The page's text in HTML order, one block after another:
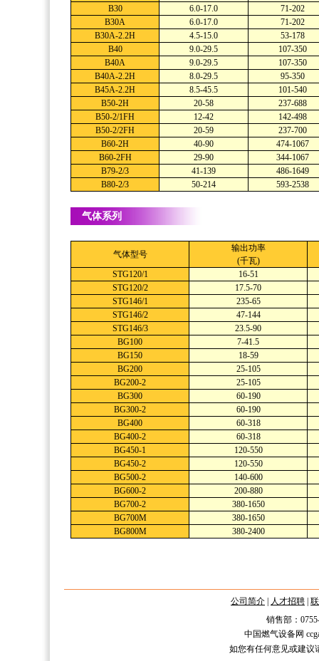
B30
6.0-17.0
71-202
B30A
6.0-17.0
71-202
B30A-2.2H
4.5-15.0
53-178
B40
9.0-29.5
107-350
B40A
9.0-29.5
107-350
B40A-2.2H
8.0-29.5
95-350
B45A-2.2H
8.5-45.5
101-540
B50-2H
20-58
237-688
B50-2/1FH
12-42
142-498
B50-2/2FH
20-59
237-700
B60-2H
40-90
474-1067
B60-2FH
29-90
344-1067
B79-2/3
41-139
486-1649
B80-2/3
50-214 593-2538
气体系列
气体型号
输出功率
(千瓦)
STG120/1
16-51
STG120/2
17.5-70
STG146/1
235-65
STG146/2
47-144
STG146/3
23.5-90
BG100
7-41.5
BG150
18-59
BG200
25-105
BG200-2
25-105
BG300
60-190
BG300-2
60-190
BG400
60-318
BG400-2
60-318
BG450-1
120-550
BG450-2
120-550
BG500-2
140-600
BG600-2
200-880
BG700-2
380-1650
BG700M
380-1650
BG800M
380-2400
公司简介 人才招聘
销售部：
中国燃气设备网
如您有任何意见或建议